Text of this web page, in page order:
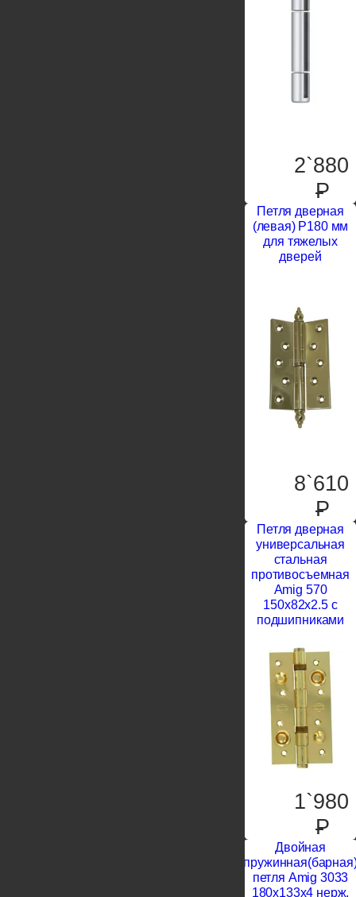
2`880
P
Петля дверная
(левая) P180 мм
для тяжелых
дверей
8`610
P
Петля дверная
универсальная
стальная
противосъемная
Amig 570
150x82x2.5 с
подшипниками
1`980
P
Двойная
петля Amig 3033
180x133x4 нерж.